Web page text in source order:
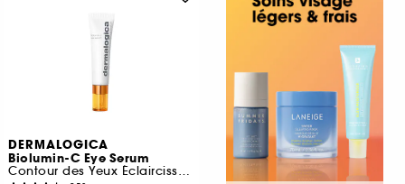
DERMALOGICA
Biolumin-C Eye Serum
Contour des Yeux Éclaircissant à la Vitamine C